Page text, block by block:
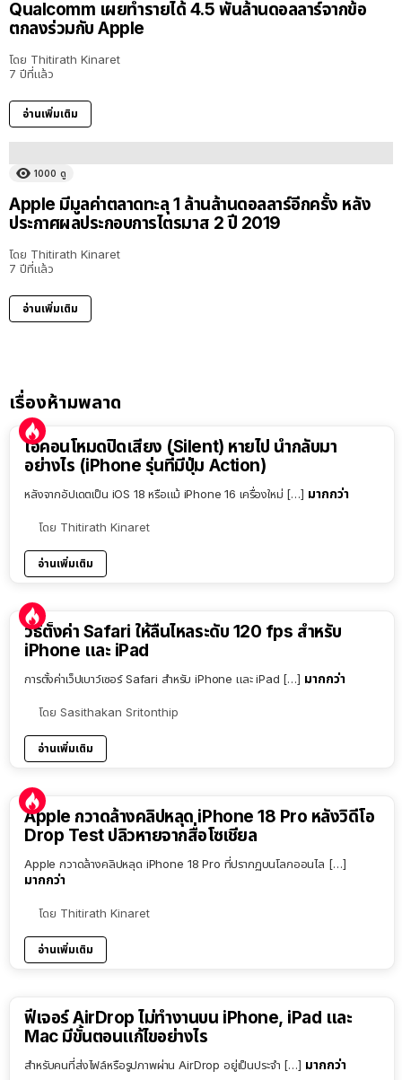
Qualcomm เผยทำรายได้ 4.5 พันล้านดอลลาร์จากข้อ
ตกลงร่วมกับ Apple
โดย Thitirath Kinaret
7 ปีที่แล้ว
อ่านเพิ่มเติม
1000 ดู
Apple มีมูลค่าตลาดทะลุ 1 ล้านล้านดอลลาร์อีกครั้ง หลัง
ประกาศผลประกอบการไตรมาส 2 ปี 2019
โดย Thitirath Kinaret
7 ปีที่แล้ว
อ่านเพิ่มเติม
เรื่องห้ามพลาด
ไอคอนโหมดปิดเสียง (Silent) หายไป นำกลับมา
อย่างไร (iPhone รุ่นที่มีปุ่ม Action)
หลังจากอัปเดตเป็น iOS 18 หรือแม้ iPhone 16 เครื่องใหม่ […] มากกว่า
โดย Thitirath Kinaret
อ่านเพิ่มเติม
วิธีตั้งค่า Safari ให้ลื่นไหลระดับ 120 fps สำหรับ
iPhone และ iPad
การตั้งค่าเว็ปเบาว์เซอร์ Safari สำหรับ iPhone และ iPad […] มากกว่า
โดย Sasithakan Sritonthip
อ่านเพิ่มเติม
Apple กวาดล้างคลิปหลุด iPhone 18 Pro หลังวิดีโอ
Drop Test ปลิวหายจากสื่อโซเชียล
Apple กวาดล้างคลิปหลุด iPhone 18 Pro ที่ปรากฏบนโลกออนไล […]
มากกว่า
โดย Thitirath Kinaret
อ่านเพิ่มเติม
ฟีเจอร์ AirDrop ไม่ทำงานบน iPhone, iPad และ
Mac มีขั้นตอนแก้ไขอย่างไร
สำหรับคนที่ส่งไฟล์หรือรูปภาพผ่าน AirDrop อยู่เป็นประจำ […] มากกว่า